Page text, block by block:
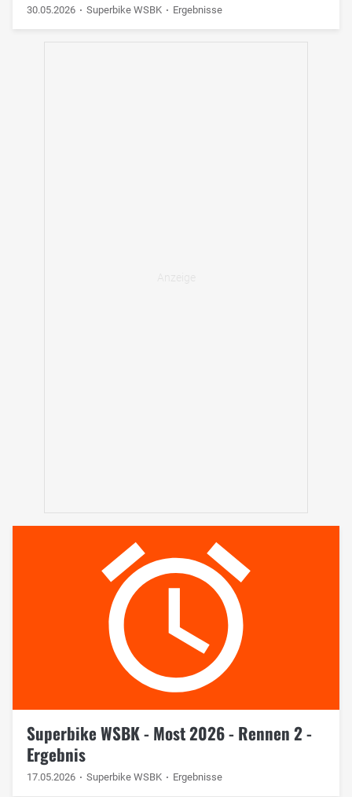
30.05.2026 Superbike WSBK Ergebnisse
Superbike WSBK - Most 2026 - Rennen 2 -
Ergebnis
17.05.2026 Superbike WSBK Ergebnisse